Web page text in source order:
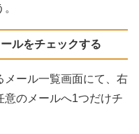
ルをチェックする
メール一覧画面にて、右
意のメールへ1つだけチ